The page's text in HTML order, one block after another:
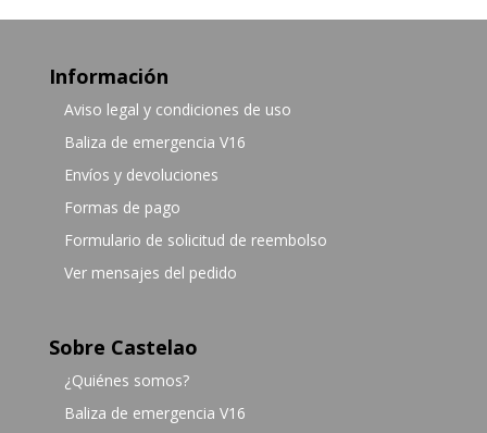
Información
Aviso legal y condiciones de uso
Baliza de emergencia V16
Envíos y devoluciones
Formas de pago
Formulario de solicitud de reembolso
Ver mensajes del pedido
Sobre Castelao
¿Quiénes somos?
Baliza de emergencia V16